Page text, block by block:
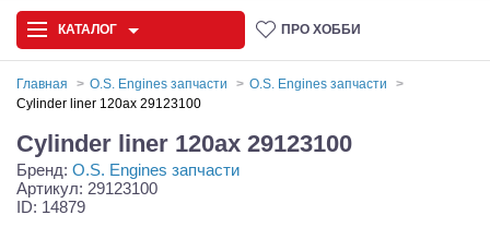
КАТАЛОГ ПРО ХОББИ
Запчасти и аксессуары
Игрушки
Главная O.S. Engines запчасти
O.S. Engines запчасти
Cylinder liner 120ax 29123100
Cylinder liner 120ax 29123100
Бренд: O.S. Engines запчасти
Артикул: 29123100
ID: 14879